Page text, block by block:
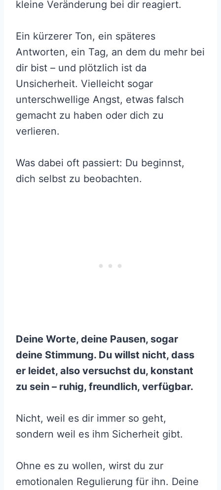
kleine Veränderung bei dir reagiert.
Ein kürzerer Ton, ein späteres
Antworten, ein Tag, an dem du mehr bei
dir bist – und plötzlich ist da
Unsicherheit. Vielleicht sogar
unterschwellige Angst, etwas falsch
gemacht zu haben oder dich zu
verlieren.
Was dabei oft passiert: Du beginnst,
dich selbst zu beobachten.
Deine Worte, deine Pausen, sogar
deine Stimmung. Du willst nicht, dass
er leidet, also versuchst du, konstant
zu sein – ruhig, freundlich, verfügbar.
Nicht, weil es dir immer so geht,
sondern weil es ihm Sicherheit gibt.
Ohne es zu wollen, wirst du zur
emotionalen Regulierung für ihn. Deine